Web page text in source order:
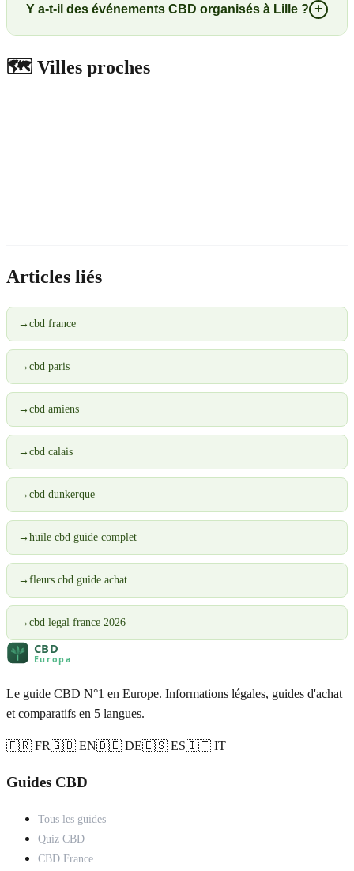
Y a-t-il des événements CBD organisés à Lille ? +
🗺️ Villes proches
Articles liés
→ cbd france
→ cbd paris
→ cbd amiens
→ cbd calais
→ cbd dunkerque
→ huile cbd guide complet
→ fleurs cbd guide achat
→ cbd legal france 2026
Le guide CBD N°1 en Europe. Informations légales, guides d'achat
et comparatifs en 5 langues.
🇫🇷 FR🇬🇧 EN🇩🇪 DE🇪🇸 ES🇮🇹 IT
Guides CBD
Tous les guides
Quiz CBD
CBD France